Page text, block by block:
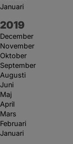
Januari
År:
2019
December
November
Oktober
September
Augusti
Juni
Maj
April
Mars
Februari
Januari